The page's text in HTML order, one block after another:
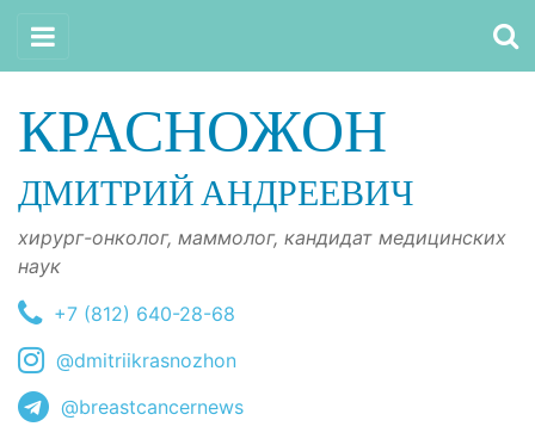
КРАСНОЖОН
ДМИТРИЙ АНДРЕЕВИЧ
хирург-онколог, маммолог, кандидат медицинских
наук
+7 (812) 640-28-68
@dmitriikrasnozhon
@breastcancernews